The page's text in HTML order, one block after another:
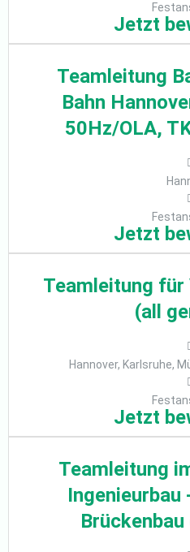
Jetzt
Teamleitung
Bahn
50Hz/OLA,
Jetzt
Teamleitung für
(all
Hannover, Karlsruhe,
Jetzt
Teamleitung
Ingenieurbau